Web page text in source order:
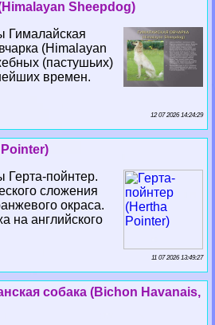
Sheepdog)
Гималайская
(Himalayan
(пастушьих)
времен.
12 07 2026 14:24:29
Герта-пойнтер.
сложения
окраса.
на английского
11 07 2026 13:49:27
собака (Bichon Havanais,